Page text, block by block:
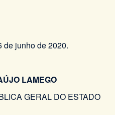
de junho de 2020.
LAMEGO
GERAL DO ESTADO